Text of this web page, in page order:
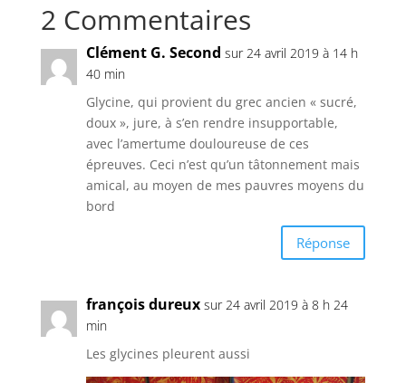
2 Commentaires
Clément G. Second sur 24 avril 2019 à 14 h
40 min
Glycine, qui provient du grec ancien « sucré,
doux », jure, à s’en rendre insupportable,
avec l’amertume douloureuse de ces
épreuves. Ceci n’est qu’un tâtonnement mais
amical, au moyen de mes pauvres moyens du
bord
Réponse
françois dureux sur 24 avril 2019 à 8 h 24
min
Les glycines pleurent aussi